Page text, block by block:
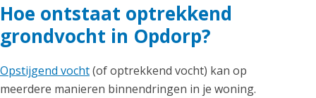
Hoe ontstaat optrekkend
grondvocht in Opdorp?
Opstijgend vocht(of optrekkend vocht) kan op
meerdere manieren binnendringen in je woning.